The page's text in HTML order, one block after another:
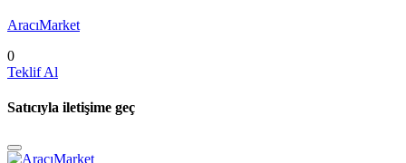
AracıMarket
0
Teklif Al
Satıcıyla iletişime geç